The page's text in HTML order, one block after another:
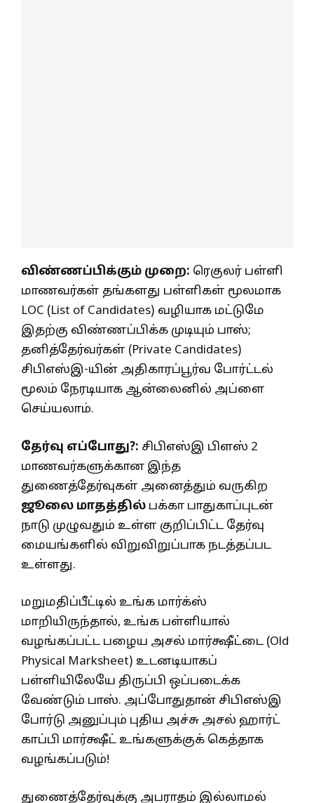
விண்ணப்பிக்கும் முறை: ரெகுலர் பள்ளி
மாணவர்கள் தங்களது பள்ளிகள் மூலமாக
LOC (List of Candidates) வழியாக மட்டுமே
இதற்கு விண்ணப்பிக்க முடியும் பாஸ்;
தனித்தேர்வர்கள் (Private Candidates)
சிபிஎஸ்இ-யின் அதிகாரப்பூர்வ போர்ட்டல்
மூலம் நேரடியாக ஆன்லைனில் அப்ளை
செய்யலாம்.
தேர்வு எப்போது?: சிபிஎஸ்இ பிளஸ் 2
மாணவர்களுக்கான இந்த
துணைத்தேர்வுகள் அனைத்தும் வருகிற
ஜூலை மாதத்தில் பக்கா பாதுகாப்புடன்
நாடு முழுவதும் உள்ள குறிப்பிட்ட தேர்வு
மையங்களில் விறுவிறுப்பாக நடத்தப்பட
உள்ளது.
மறுமதிப்பீட்டில் உங்க மார்க்ஸ்
மாறியிருந்தால், உங்க பள்ளியால்
வழங்கப்பட்ட பழைய அசல் மார்க்ஷீட்டை (Old
Physical Marksheet) உடனடியாகப்
பள்ளியிலேயே திருப்பி ஒப்படைக்க
வேண்டும் பாஸ். அப்போதுதான் சிபிஎஸ்இ
போர்டு அனுப்பும் புதிய அச்சு அசல் ஹார்ட்
காப்பி மார்க்ஷீட் உங்களுக்குக் கெத்தாக
வழங்கப்படும்!
துணைத்தேர்வுக்கு அபராதம் இல்லாமல்